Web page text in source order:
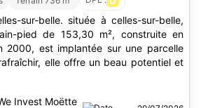
sur-belle. située à celles-sur-belle,
pied de 153,30 m², construite en
2000, est implantée sur une parcelle
Invest Moëtte